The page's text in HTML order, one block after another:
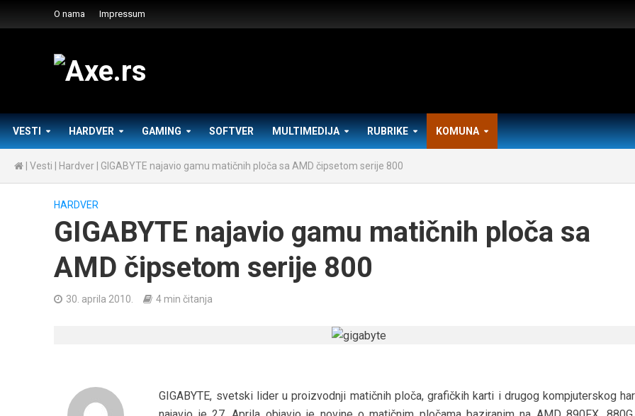
O nama Impressum
VESTI HARDVER GAMING SOFTVER MULTIMEDIJA RUBRIKE KOMUNA
Vesti Hardver GIGABYTE najavio gamu matičnih ploča sa AMD čipsetom serije 800
HARDVER
GIGABYTE najavio gamu matičnih ploča sa
AMD čipsetom serije 800
30. aprila 2010. 4 min čitanja
GIGABYTE, svetski lider u proizvodnji matičnih ploča, grafičkih karti i drugog kompjuterskog